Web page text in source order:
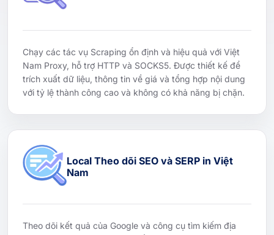
Chạy các tác vụ Scraping ổn định và hiệu quả với Việt
Nam Proxy, hỗ trợ HTTP và SOCKS5. Được thiết kế để
trích xuất dữ liệu, thông tin về giá và tổng hợp nội dung
với tỷ lệ thành công cao và không có khả năng bị chặn.
Local Theo dõi SEO và SERP in Việt
Nam
Theo dõi kết quả của Google và công cụ tìm kiếm địa